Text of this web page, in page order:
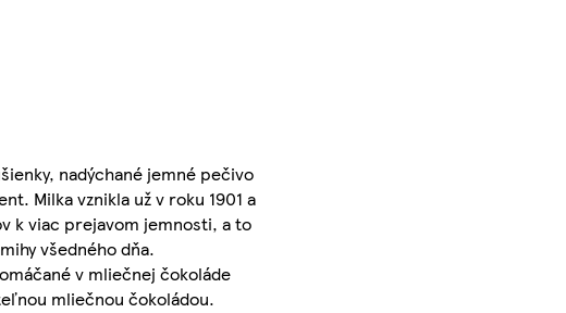
nadýchané jemné pečivo
Milka vznikla už v roku 1901 a
k viac prejavom jemnosti, a to
všedného dňa.
v mliečnej čokoláde
mliečnou čokoládou.